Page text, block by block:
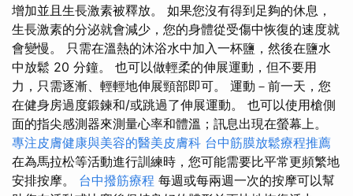
增加並且生長激素被釋放。 如果您沒有得到足夠的休息，
生長激素的分泌就會減少，您的身體從受傷中恢復的速度就
會變慢。 只需在溫熱的沐浴水中加入一杯鹽，然後在鹽水
中放鬆 20 分鐘。 也可以做輕柔的伸展運動，但不要用
力，只需逐漸、輕輕地伸展頸部即可。 運動－前一天，您
在健身房過度鍛鍊和/或跳過了伸展運動。 也可以使用槍側
面的指尖感測器來測量心率和體溫；訊息出現在螢幕上。
專注皮膚健康與美容的醫美皮膚科 台中筋膜放鬆療程推薦
在為馬拉松等活動進行訓練時，您可能需要比平常更頻繁地
安排按摩。 台中撥筋療程 每週或每兩週一次的按摩可以幫